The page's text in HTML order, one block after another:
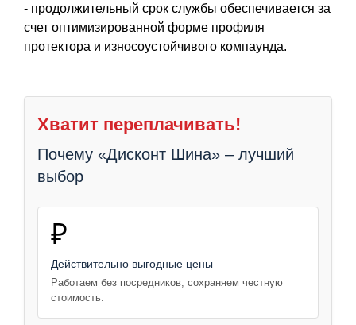
- продолжительный срок службы обеспечивается за
счет оптимизированной форме профиля
протектора и износоустойчивого компаунда.
Хватит переплачивать!
Почему «Дисконт Шина» – лучший
выбор
₽
Действительно выгодные цены
Работаем без посредников, сохраняем честную
стоимость.